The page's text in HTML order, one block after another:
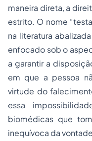
maneira direta, a
estrito. O nome
na literatura
enfocado sob o
a garantir a
em que a pessoa
virtude do
essa
biomédicas que
inequívoca da